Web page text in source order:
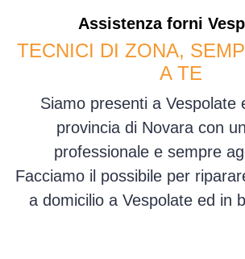
Assistenza forni
TECNICI DI ZONA,
A TE
Siamo presenti a Vespolate
provincia di Novara con
professionale e sempre
Facciamo il possibile per
a domicilio a Vespolate ed in